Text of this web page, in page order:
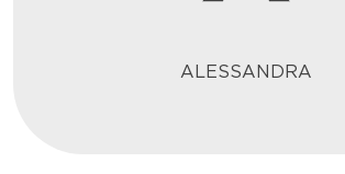
ALESSANDRA